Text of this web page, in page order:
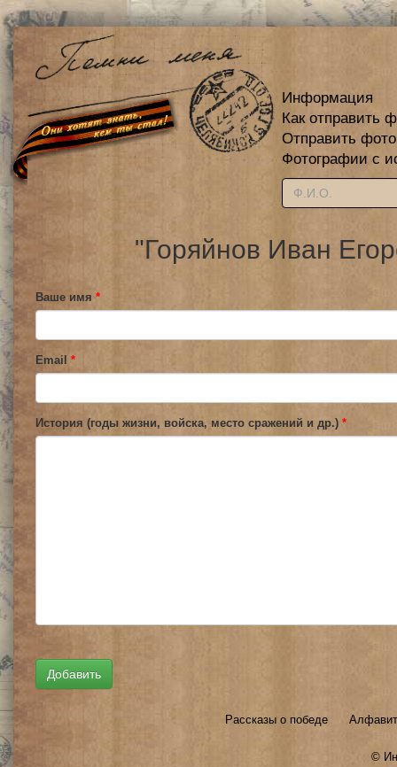
Информация
Как отправить
Отправить
Фотографии с
"Горяйнов Иван
Ваше имя *
Email *
История (годы жизни, войска, место сражений и др.) *
Рассказы о победе
©